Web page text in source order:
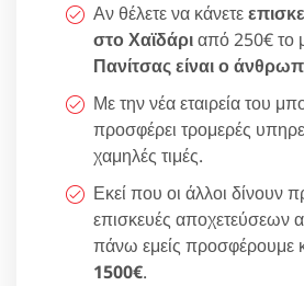
Αν θέλετε να κάνετε
στο Χαϊδάριαπό 250€ το
Πανίτσας είναι ο
Με την νέα εταιρεία του
προσφέρει τρομερές
χαμηλές τιμές.
Εκεί που οι άλλοι δίνουν
επισκευές αποχετεύσεων
πάνω εμείς προσφέρουμε
1500€.